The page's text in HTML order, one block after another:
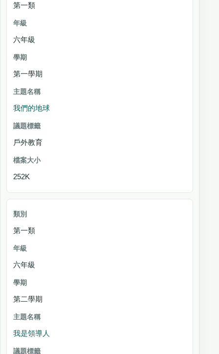
第一類
六年級
第一學期
我們的地球
戶外教育
252K
第一類
六年級
第二學期
我是領導人